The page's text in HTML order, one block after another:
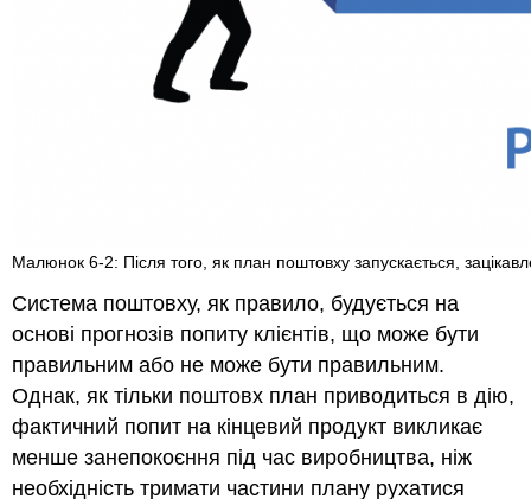
Малюнок 6-2: Після того, як план поштовху запускається,
Система поштовху, як правило, будується на
основі прогнозів попиту клієнтів, що може бути
правильним або не може бути правильним.
Однак, як тільки поштовх план приводиться в дію,
фактичний попит на кінцевий продукт викликає
менше занепокоєння під час виробництва, ніж
необхідність тримати частини плану рухатися